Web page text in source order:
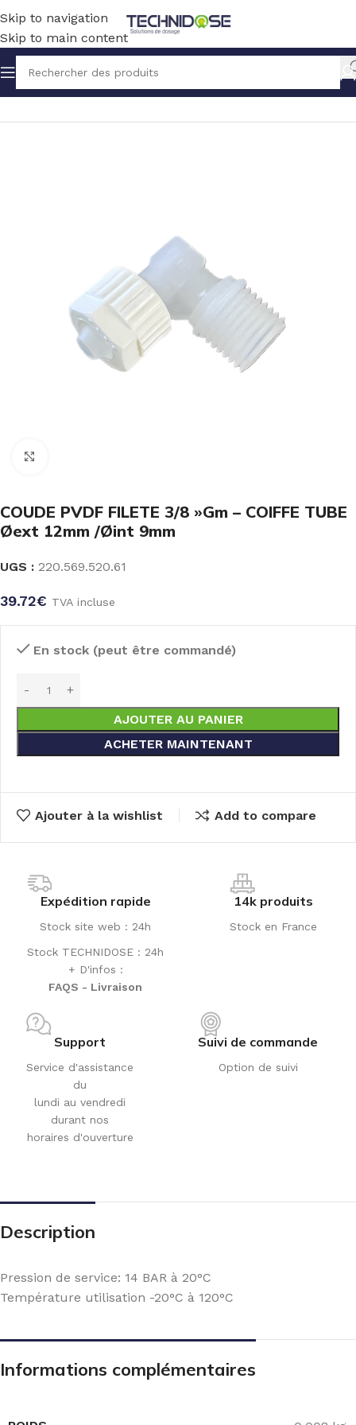
Skip to navigation
Skip to main content
Accueil TUYAUX ET RACCORDS RACCORDS PVDF
COUDE PVDF FILETE 3/8 »Gm – COIFFE TUBE
Øext 12mm /Øint 9mm
UGS : 220.569.520.61
39.72€ TVA incluse
En stock (peut être commandé)
AJOUTER AU PANIER
ACHETER MAINTENANT
Ajouter à la wishlist Add to compare
Expédition rapide
Stock site web : 24h
Stock TECHNIDOSE : 24h
+ D'infos :
FAQS - Livraison
14k produits
Stock en France
Support
Service d'assistance
du
lundi au vendredi
durant nos
horaires d'ouverture
Suivi de commande
Option de suivi
Description
Pression de service: 14 BAR à 20°C
Température utilisation -20°C à 120°C
Informations complémentaires